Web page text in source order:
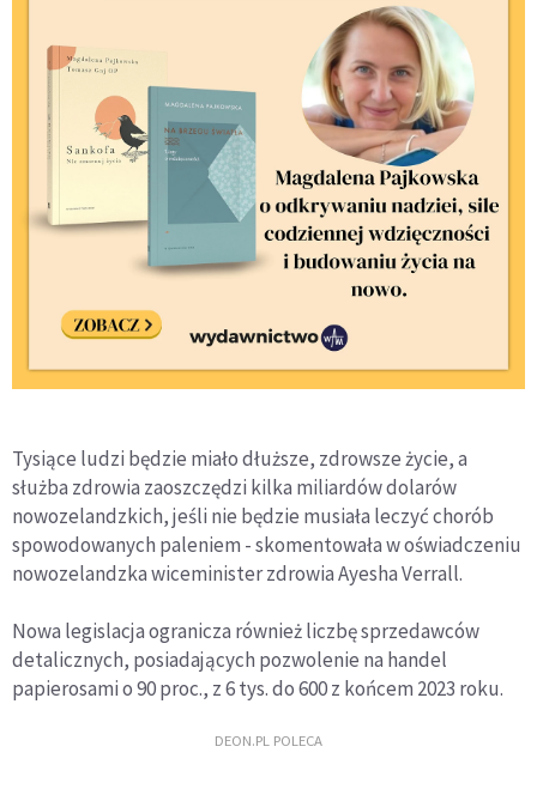
Tysiące ludzi będzie miało dłuższe, zdrowsze życie, a
służba zdrowia zaoszczędzi kilka miliardów dolarów
nowozelandzkich, jeśli nie będzie musiała leczyć chorób
spowodowanych paleniem - skomentowała w oświadczeniu
nowozelandzka wiceminister zdrowia Ayesha Verrall.
Nowa legislacja ogranicza również liczbę sprzedawców
detalicznych, posiadających pozwolenie na handel
papierosami o 90 proc., z 6 tys. do 600 z końcem 2023 roku.
DEON.PL POLECA